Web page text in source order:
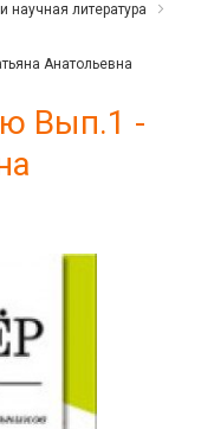
научная литература
Анатольевна
Вып.1 -